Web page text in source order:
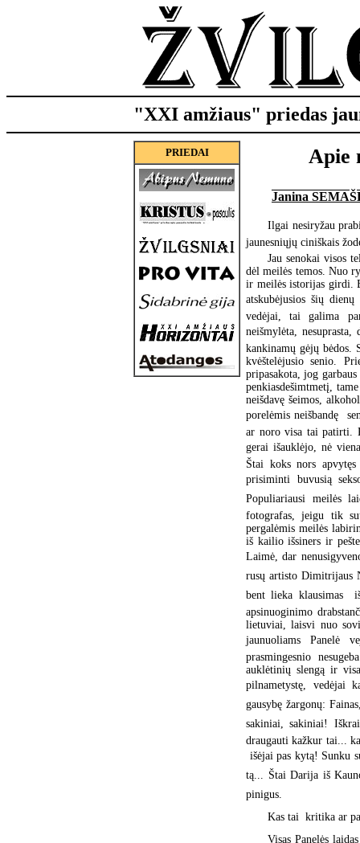
"XXI amžiaus" priedas
PRIEDAI Apie
Janina
Ilgai nesiryžau
jaunesniųjų ciniškais
Jau senokai visos
dėl meilės temos. Nuo
ir meilės istorijas girdi.
atskubėjusios šių dienų
vedėjai, tai galima
neišmylėta, nesuprasta,
kankinamų gėjų bėdos.
kvėštelėjusio senio.
pripasakota, jog
penkiasdešimtmetį,
neišdavę šeimos,
porelėmis neišbandę 
ar noro visa tai patirti.
gerai išauklėjo, nė
Štai koks nors
prisiminti buvusią
Populiariausi meilės
fotografas, jeigu tik
pergalėmis meilės
iš kailio išsiners ir
Laimė, dar
rusų artisto Dimitrijaus
bent lieka klausimas 
apsinuoginimo
lietuviai, laisvi nuo
jaunuoliams
prasmingesnio
auklėtinių slengą ir
pilnametystę, vedėjai
gausybę žargonų:
sakiniai, sakiniai!
draugauti kažkur tai...
 išėjai pas kytą!
tą... Štai Darija iš
pinigus.
Kas tai  kritika ar
Visas Panelės